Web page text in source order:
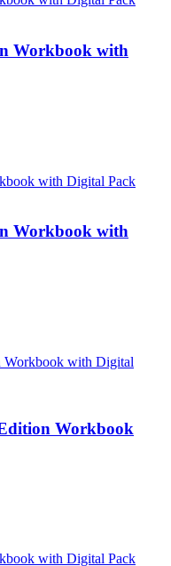
Workbook with
Workbook with
Workbook